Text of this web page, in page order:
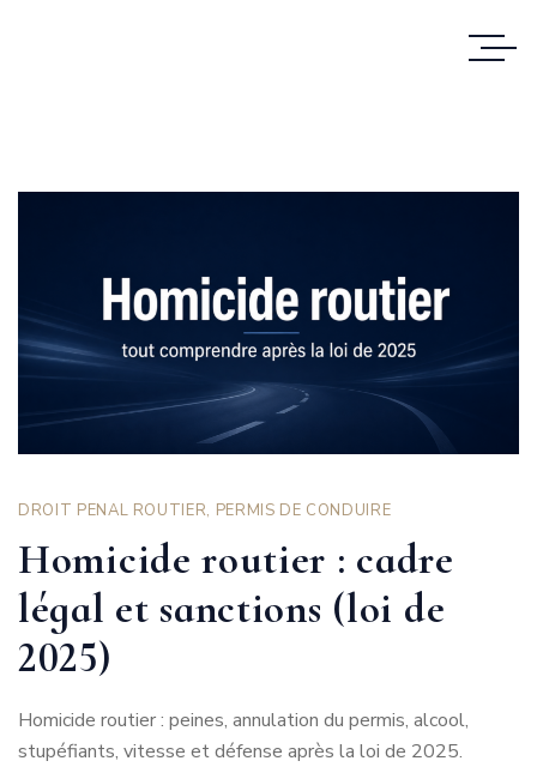
DROIT PENAL ROUTIER, PERMIS DE CONDUIRE
Homicide routier : cadre
légal et sanctions (loi de
2025)
Homicide routier : peines, annulation du permis, alcool,
stupéfiants, vitesse et défense après la loi de 2025.